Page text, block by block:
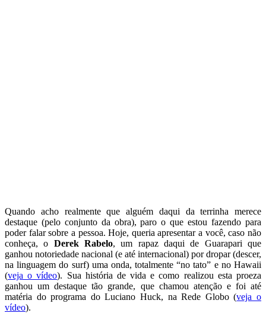
Quando acho realmente que alguém daqui da terrinha merece
destaque (pelo conjunto da obra), paro o que estou fazendo para
poder falar sobre a pessoa. Hoje, queria apresentar a você, caso não
conheça, o Derek Rabelo, um rapaz daqui de Guarapari que
ganhou notoriedade nacional (e até internacional) por dropar (descer,
na linguagem do surf) uma onda, totalmente “no tato” e no Hawaii
(veja o vídeo). Sua história de vida e como realizou esta proeza
ganhou um destaque tão grande, que chamou atenção e foi até
matéria do programa do Luciano Huck, na Rede Globo (veja o
vídeo).